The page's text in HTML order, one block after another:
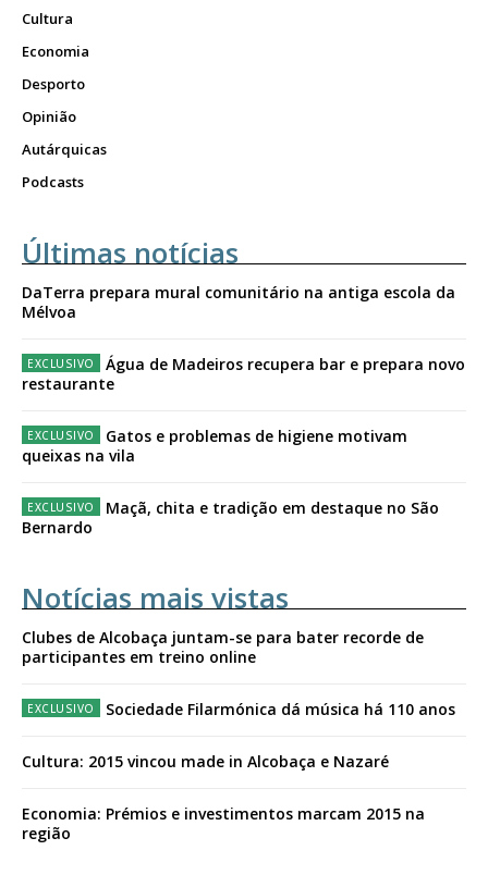
Cultura
Economia
Desporto
Opinião
Autárquicas
Podcasts
Últimas notícias
DaTerra prepara mural comunitário na antiga escola da
Mélvoa
Água de Madeiros recupera bar e prepara novo
restaurante
Gatos e problemas de higiene motivam
queixas na vila
Maçã, chita e tradição em destaque no São
Bernardo
Notícias mais vistas
Clubes de Alcobaça juntam-se para bater recorde de
participantes em treino online
Sociedade Filarmónica dá música há 110 anos
Cultura: 2015 vincou made in Alcobaça e Nazaré
Economia: Prémios e investimentos marcam 2015 na
região